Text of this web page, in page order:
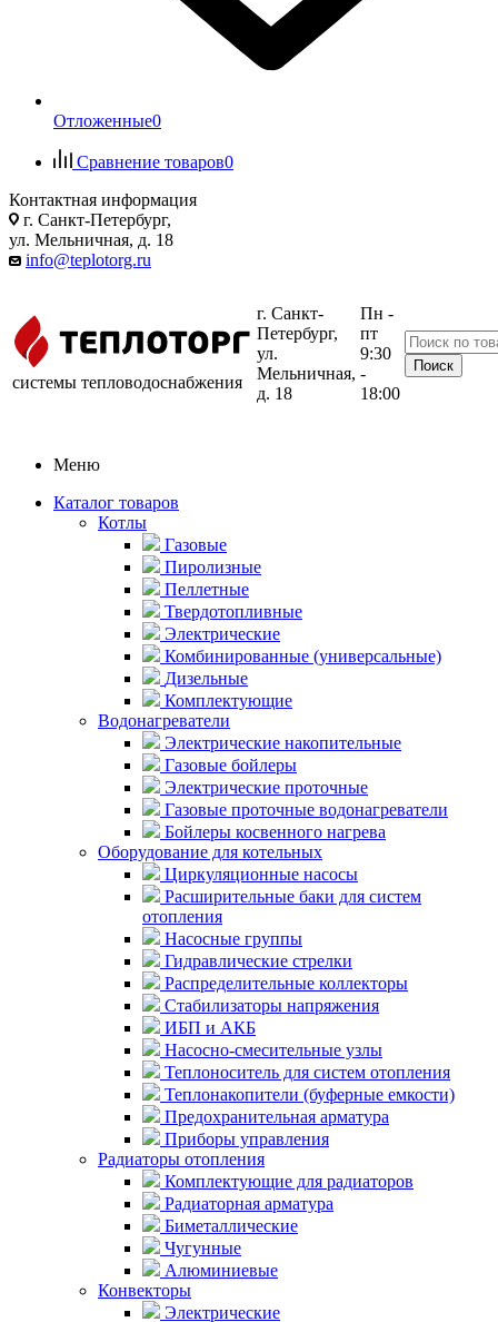
Отложенные0
Сравнение товаров0
Контактная информация
г. Санкт-Петербург,
ул. Мельничная, д. 18
info@teplotorg.ru
системы тепловодоснабжения
г. Санкт-
Петербург,
ул.
Мельничная,
д. 18
Пн -
пт
9:30
-
18:00
Меню
Каталог товаров
Котлы
Газовые
Пиролизные
Пеллетные
Твердотопливные
Электрические
Комбинированные (универсальные)
Дизельные
Комплектующие
Водонагреватели
Электрические накопительные
Газовые бойлеры
Электрические проточные
Газовые проточные водонагреватели
Бойлеры косвенного нагрева
Оборудование для котельных
Циркуляционные насосы
Расширительные баки для систем
отопления
Насосные группы
Гидравлические стрелки
Распределительные коллекторы
Стабилизаторы напряжения
ИБП и АКБ
Насосно-смесительные узлы
Теплоноситель для систем отопления
Теплонакопители (буферные емкости)
Предохранительная арматура
Приборы управления
Радиаторы отопления
Комплектующие для радиаторов
Радиаторная арматура
Биметаллические
Чугунные
Алюминиевые
Конвекторы
Электрические